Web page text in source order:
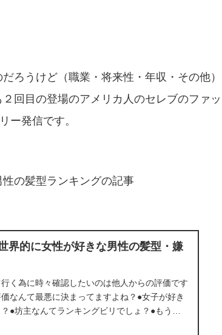
ろうけど（職業・将来性・年収・その他）
回目の登場のアメリカ人のセレブのファッ
ー発信です。
の髪型ランキングの記事
界的に女性が好きな男性の髪型・嫌
く為に時々確認したいのは他人からの評価です
なんて最悪に決まってますよね？●女子が好き
●坊主なんてランキングビリでしょ？●もう、